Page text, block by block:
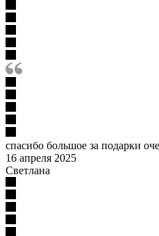
спасибо большое за подарки
16 апреля 2025
Светлана